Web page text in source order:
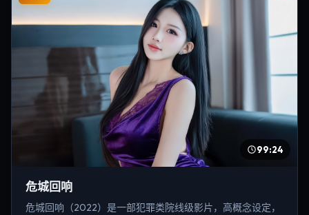
99:24
危城回响
危城回响（2022）是一部犯罪类院线级影片，高概念设定，